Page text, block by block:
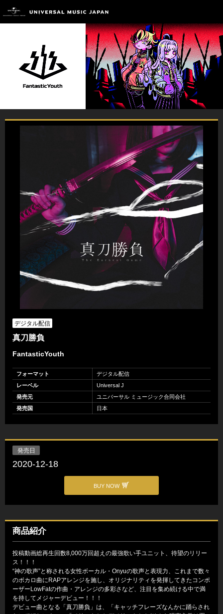
デジタル配信
真刀勝負
FantasticYouth
フォーマット
デジタル配信
レーベル
Universal J
発売元
ユニバーサル ミュージック合同会社
発売国
日本
発売日
2020-12-18
BUY NOW
商品紹介
投稿動画総再生回数8,000万回超えの最強歌い手ユニット、待望のリリー
ス！！！
“神の歌声”と称される女性ボーカル・Onyuの歌声と表現力、これまで数々
のボカロ曲にRAPアレンジを施し、オリジナリティを発揮してきたコンポ
ーザーLowFatの作曲・アレンジの多彩さなど、注目を集め続ける中で満
を持してメジャーデビュー！！！
デビュー曲となる「真刀勝負」は、「キャッチフレーズなんかに踊らされ